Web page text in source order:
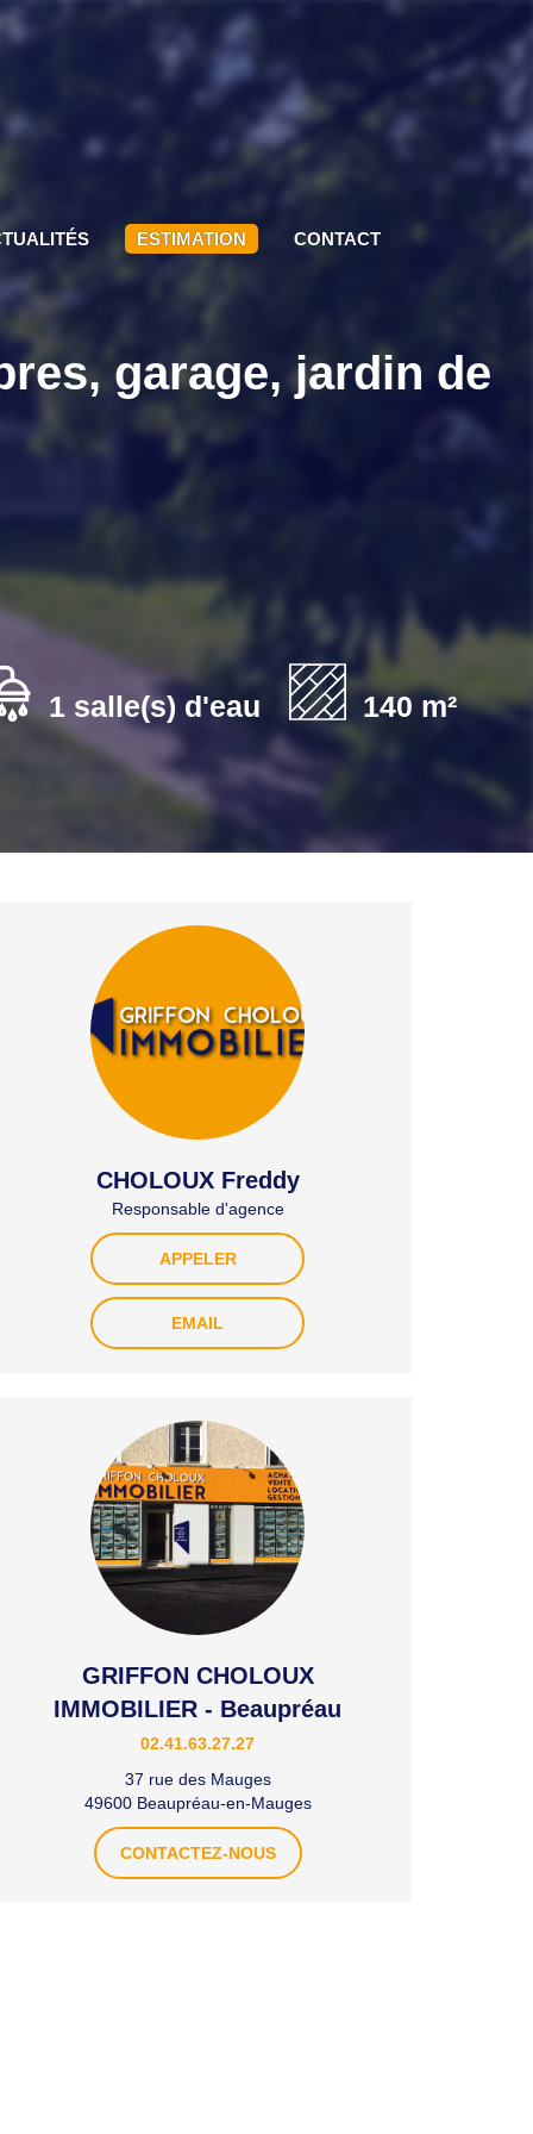
ESTIMATION CONTACT
garage, jardin de
1 salle(s) d'eau 140 m²
CHOLOUX Freddy
Responsable d'agence
APPELER
EMAIL
GRIFFON CHOLOUX
IMMOBILIER - Beaupréau
02.41.63.27.27
37 rue des Mauges
49600 Beaupréau-en-Mauges
CONTACTEZ-NOUS